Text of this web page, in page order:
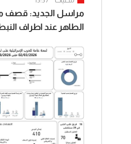
مراسل الجديد: قصف
الطاهر عند اطراف